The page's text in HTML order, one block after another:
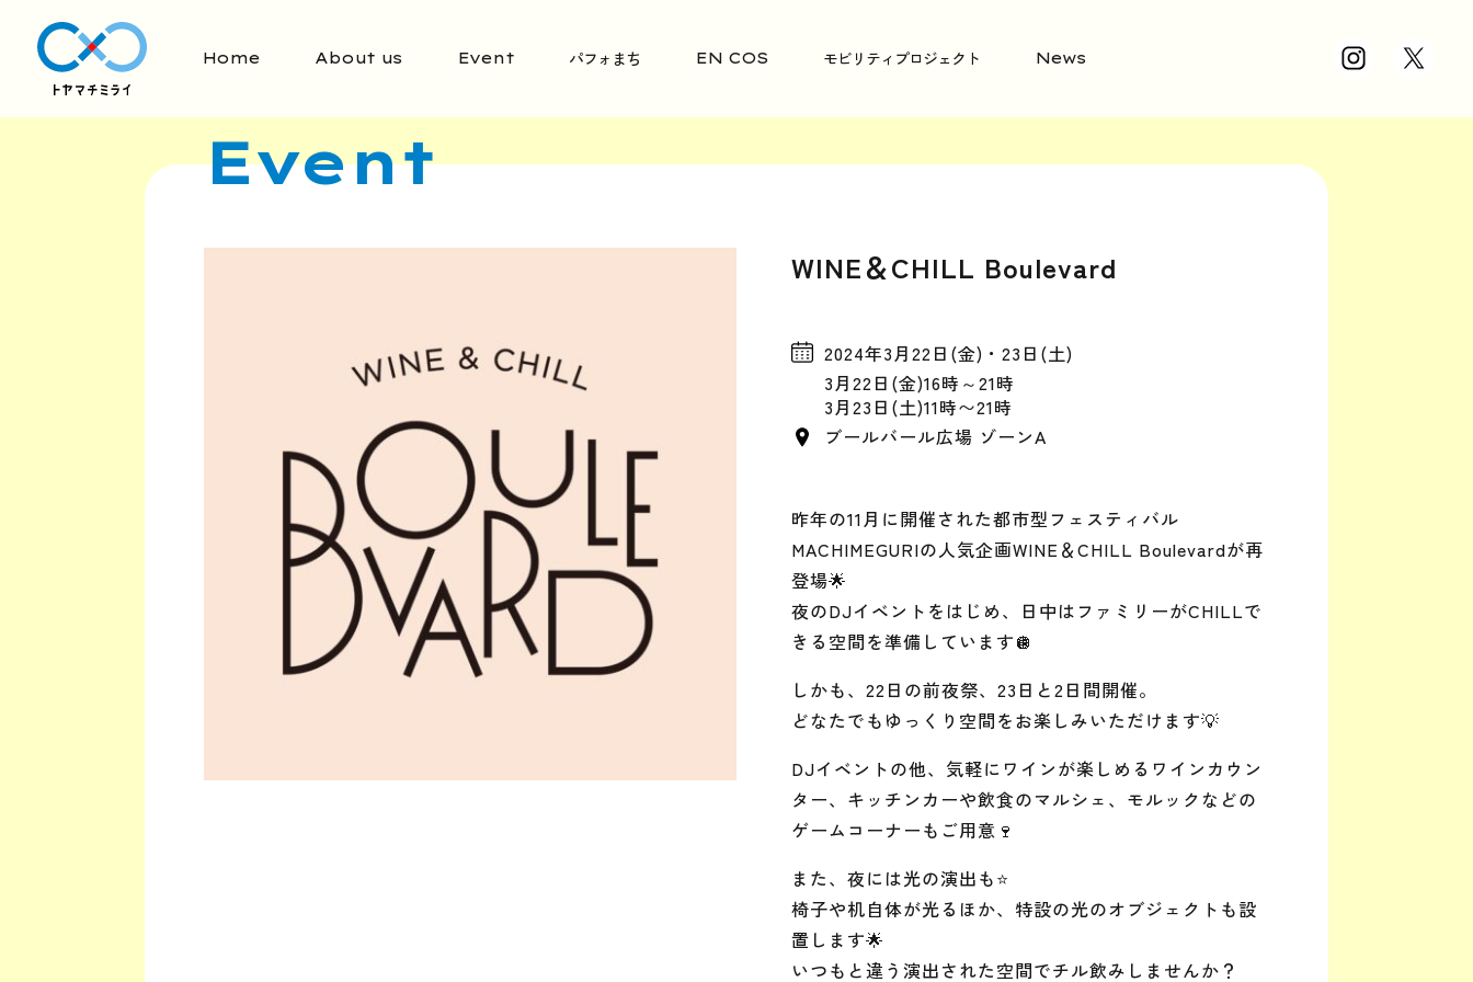
Home About us Event パフォまち EN COS モビリティプロジェクト News
Event
WINE＆CHILL Boulevard
2024年3月22日(金)・23日(土)
3月22日(金)16時～21時
3月23日(土)11時〜21時
ブールバール広場 ゾーンA
昨年の11月に開催された都市型フェスティバル
MACHIMEGURIの人気企画WINE＆CHILL Boulevardが再
登場🌟
夜のDJイベントをはじめ、日中はファミリーがCHILLで
きる空間を準備しています🪩
しかも、22日の前夜祭、23日と2日間開催。
どなたでもゆっくり空間をお楽しみいただけます💡
DJイベントの他、気軽にワインが楽しめるワインカウン
ター、キッチンカーや飲食のマルシェ、モルックなどの
ゲームコーナーもご用意🍷
また、夜には光の演出も⭐️
椅子や机自体が光るほか、特設の光のオブジェクトも設
置します🌟
いつもと違う演出された空間でチル飲みしませんか？